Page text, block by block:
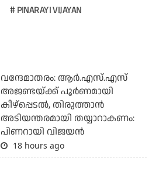
PINARAYI VIJAYAN
വന്ദേമാതരം: ആര്‍.എസ്.എസ്
അജണ്ടയ്ക്ക് പൂര്‍ണമായി
കീഴ്‌പ്പെടല്‍, തിരുത്താന്‍
അടിയന്തരമായി തയ്യാറാകണം:
പിണറായി വിജയന്‍
18 hours ago